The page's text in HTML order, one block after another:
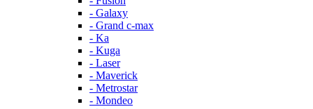
- Galaxy
- Grand c-max
- Ka
- Kuga
- Laser
- Maverick
- Metrostar
- Mondeo